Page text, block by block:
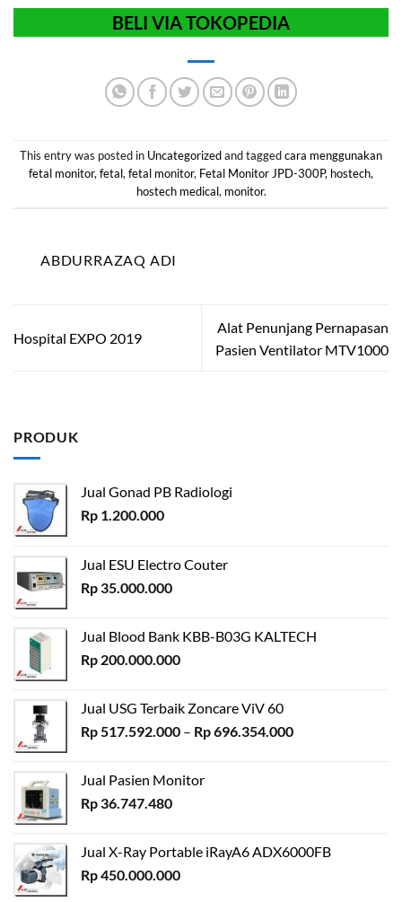
BELI VIA TOKOPEDIA
This entry was posted in Uncategorized and tagged cara menggunakan
fetal monitor,fetal ,fetal monitor, Fetal Monitor JPD-300P, hostech,
hostech medical , monitor.
ABDURRAZAQ ADI
Hospital EXPO 2019
Alat Penunjang Pernapasan
Pasien Ventilator MTV1000
PRODUK
Jual Gonad PB Radiologi
Rp 1.200.000
Jual ESU Electro Couter
Rp 35.000.000
Jual Blood Bank KBB-B03G KALTECH
Rp 200.000.000
Jual USG Terbaik Zoncare ViV 60
Rp517.592.000 – Rp696.354.000Rentang
Jual Pasien Monitor
Rp 36.747.480
Jual X-Ray Portable iRayA6 ADX6000FB
Rp450.000.000